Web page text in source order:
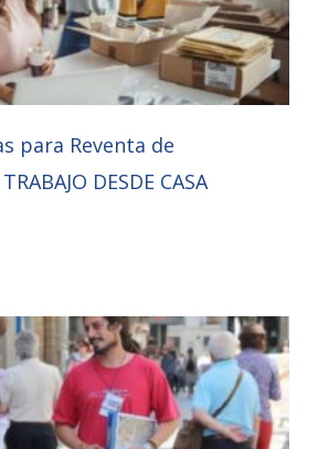
para Reventa de
DESDE CASA